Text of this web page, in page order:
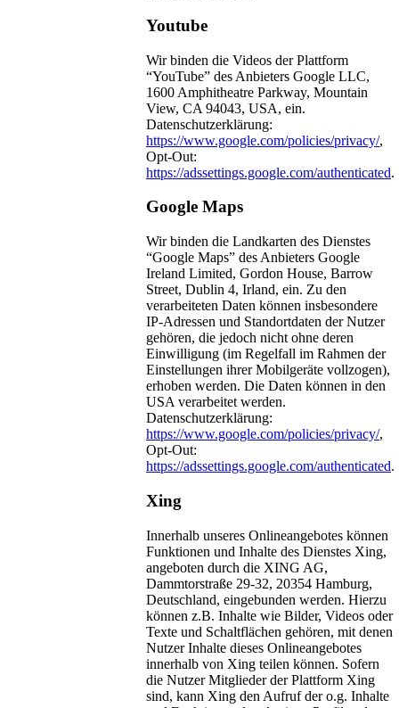
Youtube
Wir binden die Videos der Plattform
“YouTube” des Anbieters Google LLC,
1600 Amphitheatre Parkway, Mountain
View, CA 94043, USA, ein.
Datenschutzerklärung:
https://www.google.com/policies/privacy/,
Opt-Out:
https://adssettings.google.com/authenticated.
Google Maps
Wir binden die Landkarten des Dienstes
“Google Maps” des Anbieters Google
Ireland Limited, Gordon House, Barrow
Street, Dublin 4, Irland, ein. Zu den
verarbeiteten Daten können insbesondere
IP-Adressen und Standortdaten der Nutzer
gehören, die jedoch nicht ohne deren
Einwilligung (im Regelfall im Rahmen der
Einstellungen ihrer Mobilgeräte vollzogen),
erhoben werden. Die Daten können in den
USA verarbeitet werden.
Datenschutzerklärung:
https://www.google.com/policies/privacy/,
Opt-Out:
https://adssettings.google.com/authenticated.
Xing
Innerhalb unseres Onlineangebotes können
Funktionen und Inhalte des Dienstes Xing,
angeboten durch die XING AG,
Dammtorstraße 29-32, 20354 Hamburg,
Deutschland, eingebunden werden. Hierzu
können z.B. Inhalte wie Bilder, Videos oder
Texte und Schaltflächen gehören, mit denen
Nutzer Inhalte dieses Onlineangebotes
innerhalb von Xing teilen können. Sofern
die Nutzer Mitglieder der Plattform Xing
sind, kann Xing den Aufruf der o.g. Inhalte